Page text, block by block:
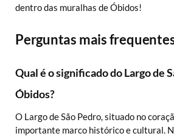
dentro das muralhas de Óbidos!
Perguntas mais
Qual é o significado do Largo de
Óbidos?
O Largo de São Pedro, situado no
importante marco histórico e cultural.